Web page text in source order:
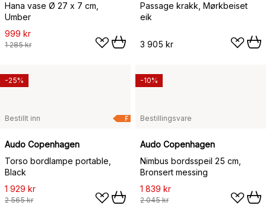
Hana vase Ø 27 x 7 cm,
Umber
999 kr
1 285 kr
Passage krakk, Mørkbeiset
eik
3 905 kr
F
Bestillt inn
Audo Copenhagen
Torso bordlampe portable,
Black
1 929 kr
2 565 kr
-25%
Bestillingsvare
Audo Copenhagen
Nimbus bordsspeil 25 cm,
Bronsert messing
1 839 kr
2 045 kr
-10%